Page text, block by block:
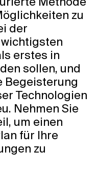
zu
der
erstes in
sollen, und
Begeisterung
Technologien
Nehmen Sie
um einen
für Ihre
zu